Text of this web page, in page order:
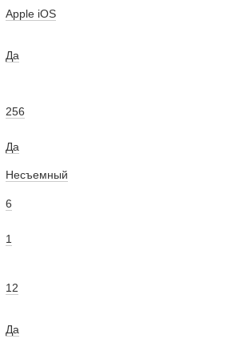
Apple iOS
Да
256
Да
Несъемный
6
1
12
Да